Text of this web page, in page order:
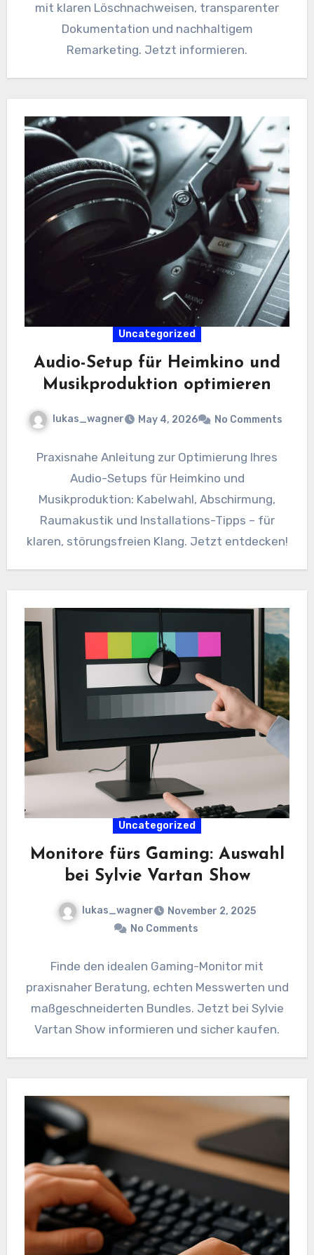
mit klaren Löschnachweisen, transparenter
Dokumentation und nachhaltigem
Remarketing. Jetzt informieren.
Uncategorized
Audio-Setup für Heimkino und
Musikproduktion optimieren
lukas_wagner May 4, 2026 No Comments
Praxisnahe Anleitung zur Optimierung Ihres
Audio-Setups für Heimkino und
Musikproduktion: Kabelwahl, Abschirmung,
Raumakustik und Installations-Tipps – für
klaren, störungsfreien Klang. Jetzt entdecken!
Uncategorized
Monitore fürs Gaming: Auswahl
bei Sylvie Vartan Show
lukas_wagner
November 2, 2025
No Comments
Finde den idealen Gaming-Monitor mit
praxisnaher Beratung, echten Messwerten und
maßgeschneiderten Bundles. Jetzt bei Sylvie
Vartan Show informieren und sicher kaufen.